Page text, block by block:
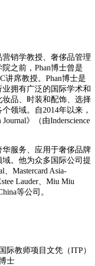
销学教授、奢侈品管理
之前，Phan博士曾是
讲席教授。Phan博士是
拥有广泛的国际学术和
品、时装和配饰、选择
领域。自2014年以来，
》（由Inderscience
华服务、应用于奢侈品牌
。他为众多国际公司提
Mastercard Asia-
Lauder、Miu Miu
等公司。
际教师项目文凭（ITP）
士